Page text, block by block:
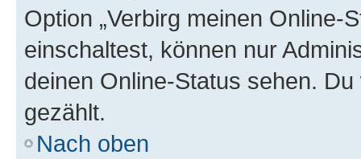
Option „Verbirg meinen Online-
einschaltest, können nur
deinen Online-Status sehen.
gezählt.
Nach oben